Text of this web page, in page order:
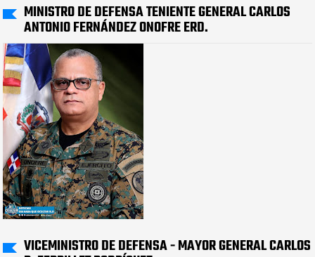
MINISTRO DE DEFENSA TENIENTE GENERAL CARLOS
ANTONIO FERNÁNDEZ ONOFRE ERD.
VICEMINISTRO DE DEFENSA - MAYOR GENERAL CARLOS